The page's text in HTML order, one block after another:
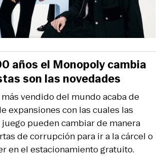
vendido del mundo acaba de
expansiones con las cuales las
pueden cambiar de manera
de corrupción para ir a la cárcel o
en el estacionamiento gratuito.
años el Monopoly cambia
son las novedades